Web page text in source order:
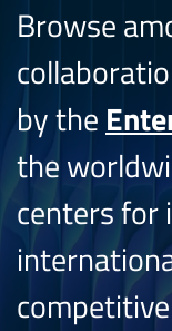
Browse
by the
the
centers for